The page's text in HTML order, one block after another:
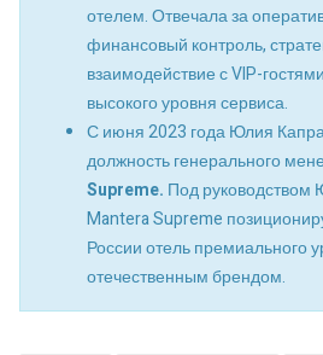
отелем. Отвечала за
финансовый контроль,
взаимодействие с VIP-
высокого уровня сервиса.
С июня 2023 года Юлия
должность генерального
Supreme. Под руководством
Mantera Supreme
России отель премиального
отечественным брендом.